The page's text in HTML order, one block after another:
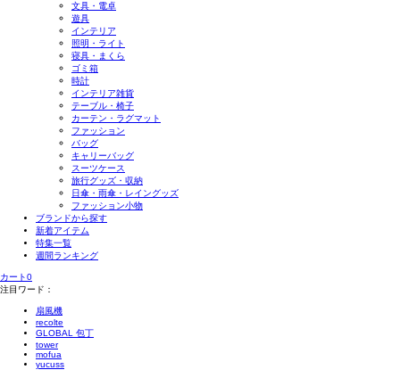
文具・電卓
遊具
インテリア
照明・ライト
寝具・まくら
ゴミ箱
時計
インテリア雑貨
テーブル・椅子
カーテン・ラグマット
ファッション
バッグ
キャリーバッグ
スーツケース
旅行グッズ・収納
日傘・雨傘・レイングッズ
ファッション小物
ブランドから探す
新着アイテム
特集一覧
週間ランキング
カート0
注目ワード：
扇風機
recolte
GLOBAL 包丁
tower
mofua
yucuss